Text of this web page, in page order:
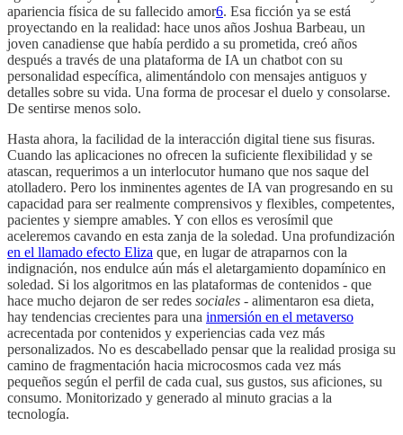
apariencia física de su fallecido amor6. Esa ficción ya se está
proyectando en la realidad: hace unos años Joshua Barbeau, un
joven canadiense que había perdido a su prometida, creó años
después a través de una plataforma de IA un chatbot con su
personalidad específica, alimentándolo con mensajes antiguos y
detalles sobre su vida. Una forma de procesar el duelo y consolarse.
De sentirse menos solo.
Hasta ahora, la facilidad de la interacción digital tiene sus fisuras.
Cuando las aplicaciones no ofrecen la suficiente flexibilidad y se
atascan, requerimos a un interlocutor humano que nos saque del
atolladero. Pero los inminentes agentes de IA van progresando en su
capacidad para ser realmente comprensivos y flexibles, competentes,
pacientes y siempre amables. Y con ellos es verosímil que
aceleremos cavando en esta zanja de la soledad. Una profundización
en el llamado efecto Eliza que, en lugar de atraparnos con la
indignación, nos endulce aún más el aletargamiento dopamínico en
soledad. Si los algoritmos en las plataformas de contenidos - que
hace mucho dejaron de ser redes sociales - alimentaron esa dieta,
hay tendencias crecientes para una inmersión en el metaverso
acrecentada por contenidos y experiencias cada vez más
personalizados. No es descabellado pensar que la realidad prosiga su
camino de fragmentación hacia microcosmos cada vez más
pequeños según el perfil de cada cual, sus gustos, sus aficiones, su
consumo. Monitorizado y generado al minuto gracias a la
tecnología.